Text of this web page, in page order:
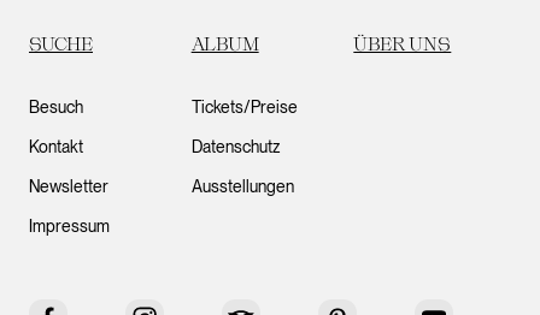
SUCHE ALBUM ÜBER UNS
Besuch
Kontakt
Newsletter
Impressum
Tickets/Preise
Datenschutz
Ausstellungen